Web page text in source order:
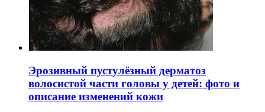
Эрозивный пустулёзный дерматоз
волосистой части головы у детей: фото и
описание изменений кожи